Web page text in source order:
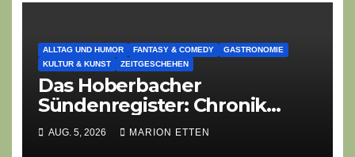
ALLTAG UND HUMOR FANTASY & COMEDY
GASTRONOMIE
KULTUR & KUNST
ZEITGESCHEHEN
Das Hoberbacher
Sündenregister: Chronik
eines angekündigten
Dorffest-Debakels
AUG. 5, 2026 MARION ETTEN